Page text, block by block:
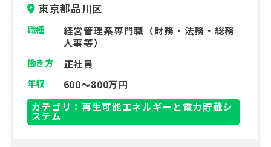
東京都品川区
職種
経営管理系専門職（財務・法務・総務
人事等）
働き方 正社員
年収
600～800万円
カテゴリ：再生可能エネルギーと電力貯蔵シ
ステム